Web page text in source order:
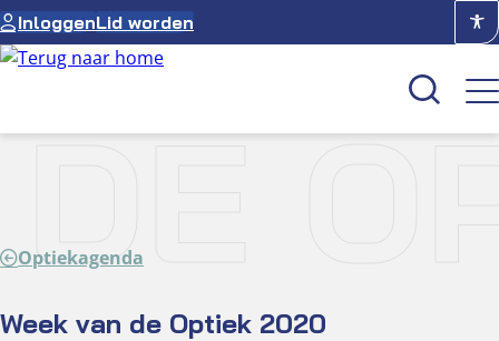
Ga
naar
de
InloggenLid worden
Over NUVO
Optiekagenda
Week van de Optiek 2020